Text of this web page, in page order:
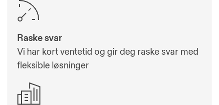
Raske svar
Vi har kort ventetid og gir deg raske svar med
fleksible løsninger